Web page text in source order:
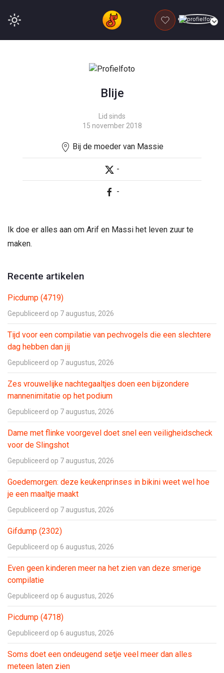
DONEER
Blije
Lid sinds
15 november 2018
Bij de moeder van Massie
-
-
Ik doe er alles aan om Arif en Massi het leven zuur te
maken.
Recente artikelen
Picdump (4719)
Gepubliceerd op 7 augustus, 2026
Tijd voor een compilatie van pechvogels die een slechtere
dag hebben dan jij
Gepubliceerd op 7 augustus, 2026
Zes vrouwelijke nachtegaaltjes doen een bijzondere
mannenimitatie op het podium
Gepubliceerd op 7 augustus, 2026
Dame met flinke voorgevel doet snel een veiligheidscheck
voor de Slingshot
Gepubliceerd op 7 augustus, 2026
Goedemorgen: deze keukenprinses in bikini weet wel hoe
je een maaltje maakt
Gepubliceerd op 7 augustus, 2026
Gifdump (2302)
Gepubliceerd op 6 augustus, 2026
Even geen kinderen meer na het zien van deze smerige
compilatie
Gepubliceerd op 6 augustus, 2026
Picdump (4718)
Gepubliceerd op 6 augustus, 2026
Soms doet een ondeugend setje veel meer dan alles
meteen laten zien